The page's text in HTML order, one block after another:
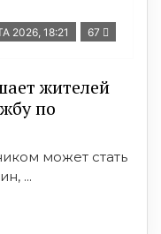
2026, 18:21 67
житeлeй
по
может стать
...